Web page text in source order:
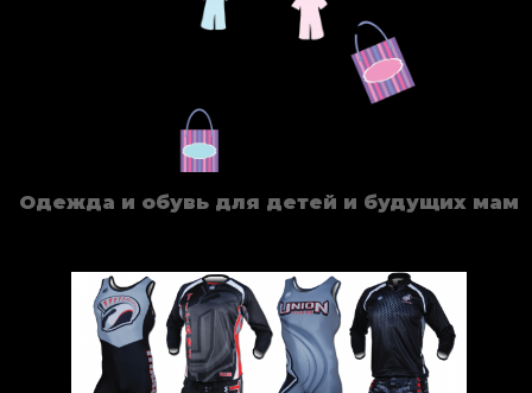
Одежда и обувь для детей и будущих мам